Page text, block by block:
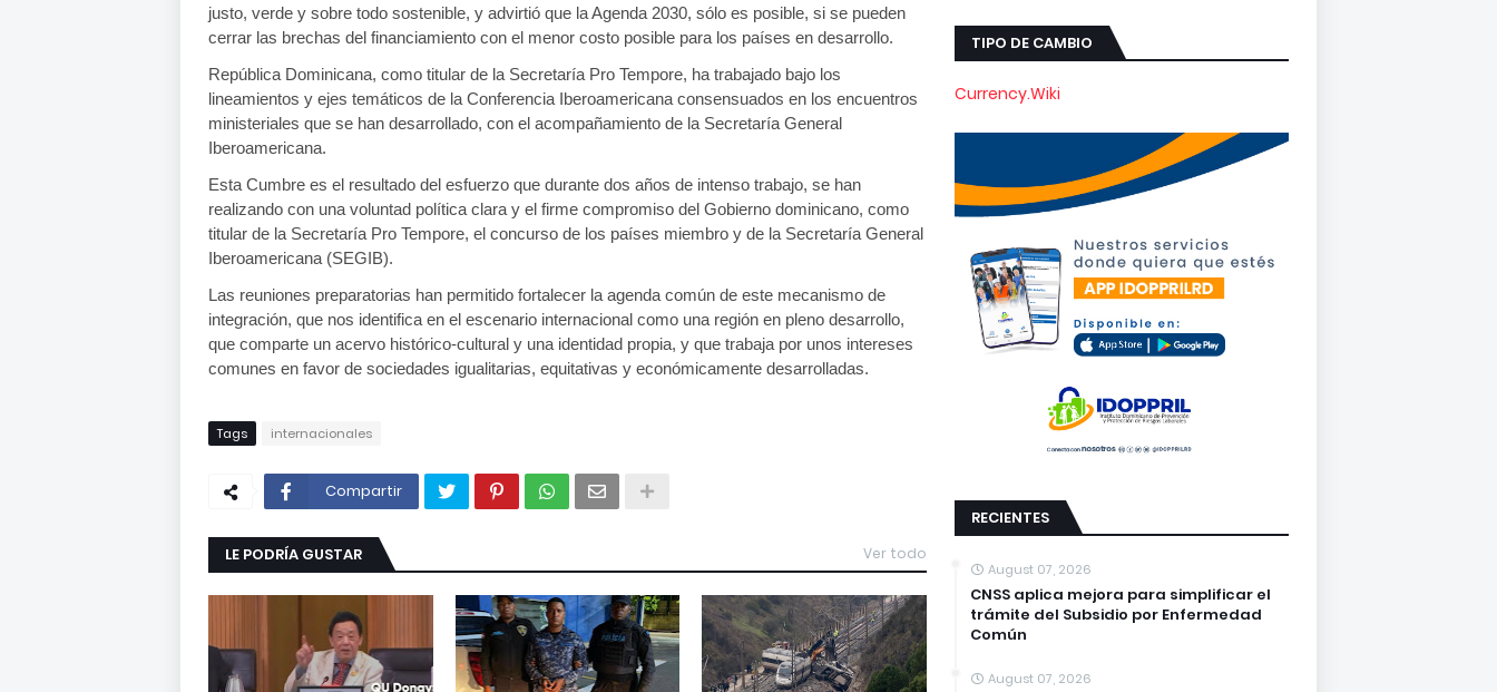
justo, verde y sobre todo sostenible, y advirtió que la Agenda 2030, sólo es posible, si se pueden
cerrar las brechas del financiamiento con el menor costo posible para los países en desarrollo.
República Dominicana, como titular de la Secretaría Pro Tempore, ha trabajado bajo los
lineamientos y ejes temáticos de la Conferencia Iberoamericana consensuados en los encuentros
ministeriales que se han desarrollado, con el acompañamiento de la Secretaría General
Iberoamericana.
Esta Cumbre es el resultado del esfuerzo que durante dos años de intenso trabajo, se han
realizando con una voluntad política clara y el firme compromiso del Gobierno dominicano, como
titular de la Secretaría Pro Tempore, el concurso de los países miembro y de la Secretaría General
Iberoamericana (SEGIB).
Las reuniones preparatorias han permitido fortalecer la agenda común de este mecanismo de
integración, que nos identifica en el escenario internacional como una región en pleno desarrollo,
que comparte un acervo histórico-cultural y una identidad propia, y que trabaja por unos intereses
comunes en favor de sociedades igualitarias, equitativas y económicamente desarrolladas.
Tags internacionales
Compartir
LE PODRÍA GUSTAR Ver todo
TIPO DE CAMBIO
Currency.Wiki
RECIENTES
August 07, 2026
CNSS aplica mejora para simplificar el
trámite del Subsidio por Enfermedad
Común
August 07, 2026